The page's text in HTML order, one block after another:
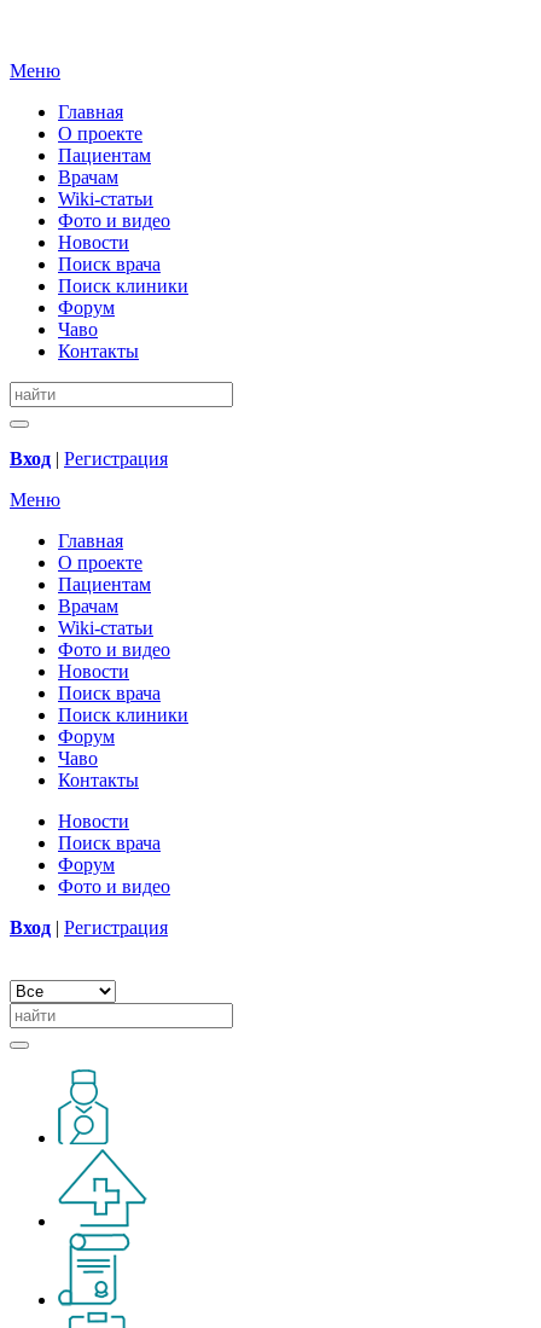
Меню
Главная
О проекте
Пациентам
Врачам
Wiki-статьи
Фото и видео
Новости
Поиск врача
Поиск клиники
Форум
Чаво
Контакты
Вход | Регистрация
Меню
Главная
О проекте
Пациентам
Врачам
Wiki-статьи
Фото и видео
Новости
Поиск врача
Поиск клиники
Форум
Чаво
Контакты
Новости
Поиск врача
Форум
Фото и видео
Вход | Регистрация